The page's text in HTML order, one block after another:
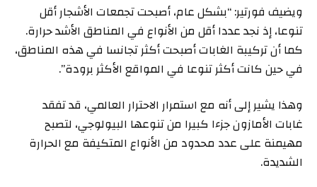
ويضيف فورتير: “بشكل عام، أصبحت تجمعات الأشجار أقل
تنوعا، إذ نجد عددا أقل من الأنواع في المناطق الأشد حرارة.
كما أن تركيبة الغابات أصبحت أكثر تجانسا في هذه المناطق،
في حين كانت أكثر تنوعا في المواقع الأكثر برودة”.
وهذا يشير إلى أنه مع استمرار الاحترار العالمي، قد تفقد
غابات الأمازون جزءا كبيرا من تنوعها البيولوجي، لتصبح
مهيمنة على عدد محدود من الأنواع المتكيفة مع الحرارة
الشديدة.